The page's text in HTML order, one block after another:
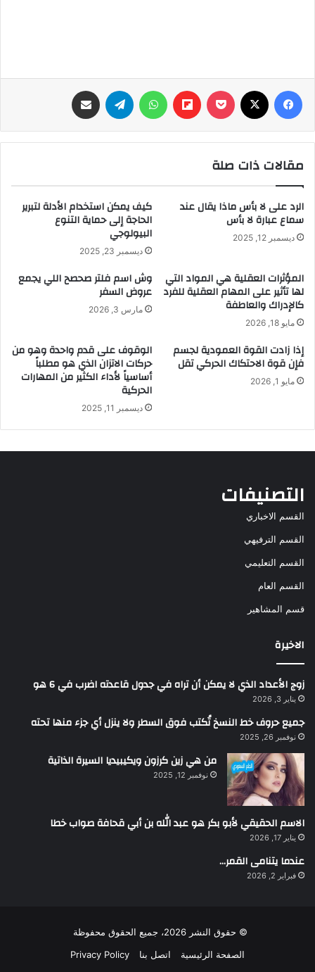
فيسبوك ‫Pocket
Flipboard واتساب تيلقرام
مقالات ذات صلة
الرد على لا بأس ماذا يقال عند
سماع عبارة لا بأس
ديسمبر 12, 2025
كيف يمكن استخدام الأدلة لتبرير
الحاجة إلى حماية التنوع
البيولوجي
ديسمبر 23, 2025
المؤثرات العقلية هي المواد التي
لها تأثير على المهام العقلية للفرد
كالإدراك والعاطفة
مايو 18, 2026
وش اسم فلتر صحصح اللي يجمع
عروض السفر
مارس 3, 2026
إذا زادت القوة العمودية لجسم
فإن قوة الاحتكاك الحركي تقل
مايو 1, 2026
الوقوف على قدم واحدة وهو من
حركات الاتزان الذي هو مطلباً
أساسياً لأداء الكثير من المهارات
الحركية
ديسمبر 11, 2025
التصنيفات
القسم الاخباري
القسم الترفيهي
القسم التعليمي
القسم العام
قسم المشاهير
الاخيرة
زوج الأعداد الذي لا يمكن أن تراه في جدول قاعدته اضرب في 6 هو
يناير 3, 2026
جميع حروف خط النسخ تُكتب فوق السطر ولا ينزل أي جزء منها تحته
نوفمبر 26, 2025
من هي زين كرزون ويكيبيديا السيرة الذاتية
نوفمبر 12, 2025
الاسم الحقيقي لأبو بكر هو عبد الله بن أبي قحافة صواب خطا
يناير 17, 2026
عندما يتنامى القمر…
فبراير 2, 2026
© حقوق النشر 2026، جميع الحقوق محفوظة
الصفحة الرئيسية
اتصل بنا Privacy Policy